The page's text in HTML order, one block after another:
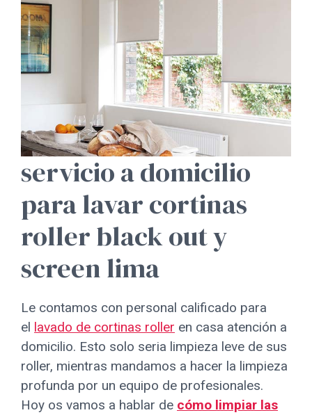
servicio a domicilio
para lavar cortinas
roller black out y
screen lima
Le contamos con personal calificado para
el lavado de cortinas roller en casa atención a
domicilio. Esto solo seria limpieza leve de sus
roller, mientras mandamos a hacer la limpieza
profunda por un equipo de profesionales.
Hoy os vamos a hablar de cómo limpiar las